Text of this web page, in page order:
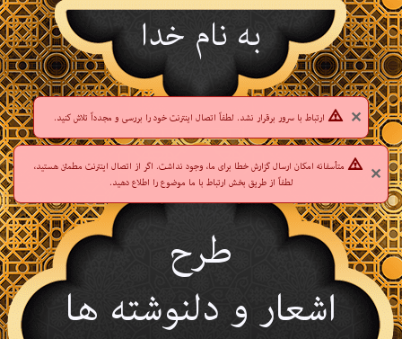
به نام خدا
طرح
اشعار و دلنوشته ها
ارتباط با سرور برقرار نشد. لطفاً اتصال اینترنت خود را بررسی و مجدداً تلاش کنید. ✕
متأسفانه امکان ارسال گزارش خطا برای ما، وجود نداشت. اگر از اتصال اینترنت مطمئن هستید،
لطفاً از طریق بخش ارتباط با ما موضوع را اطلاع دهید.
✕